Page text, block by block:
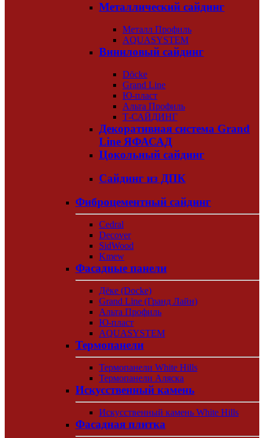
Металлический сайдинг
Металл Профиль
AQUASYSTEM
Виниловый сайдинг
Döcke
Grand Line
Ю-пласт
Альта Профиль
Т-САЙДИНГ
Декоративная система Grand
Line ЯФАСАД
Цокольный сайдинг
Сайдинг из ДПК
Фиброцементный сайдинг
Cedral
Decover
SidWood
Kmew
Фасадные панели
Дёке (Docke)
Grand Line (Гранд Лайн)
Альта Профиль
Ю-пласт
AQUASYSTEM
Термопанели
Термопанели White Hills
Термопанели Аляска
Искусственный камень
Искусственный камень White Hills
Фасадная плитка